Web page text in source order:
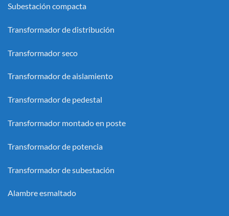
Subestación compacta
Transformador de distribución
Transformador seco
Transformador de aislamiento
Transformador de pedestal
Transformador montado en poste
Transformador de potencia
Transformador de subestación
Alambre esmaltado